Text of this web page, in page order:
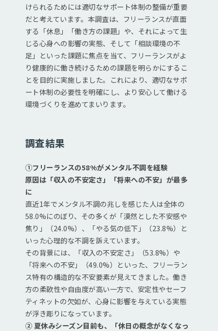
けられるためには適切なサポート体制の整備が重要
だと考えています。本調査は、フリーランスが直面
する「休息」「働き方の課題」や、それによって生
じる心身への影響の実態、そして「相談環境の不
足」といった課題に焦点を当て、フリーランスがよ
り健康的に働き続けるための課題を明らかにするこ
とを目的に実施しました。これにより、適切なサポ
ート体制の必要性を明確にし、より安心して働ける
環境づくりを進めてまいります。
調査結果
①フリーランスの58%がメンタル不調を経験
原因は「収入の不安定さ」「将来への不安」が最多
に
直近1年でメンタル不調の兆しを感じた人は全体の
58.0%にのぼり、その多くが「漠然とした不安感や
焦り」（24.0%）、「やる気の低下」（23.8%）と
いった心理的な不調を訴えています。
その背景には、「収入の不安定さ」（53.8%）や
「将来への不安」（49.0%）といった、フリーラン
ス特有の構造的な不安要素が見えてきました。働き
方の柔軟性や自由度が高い一方で、安定性やセーフ
ティネットの欠如が、心身に影響を与えている実態
が浮き彫りになっています。
② 夏休みシーズン目前も、「休日の概念がなくなっ